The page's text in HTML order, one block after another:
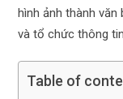
hình ảnh thành văn
và tổ chức thông
Table of